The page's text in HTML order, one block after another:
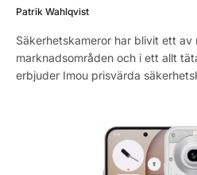
Patrik Wahlqvist
Säkerhetskameror har blivit ett
marknadsområden och i ett allt
erbjuder Imou prisvärda